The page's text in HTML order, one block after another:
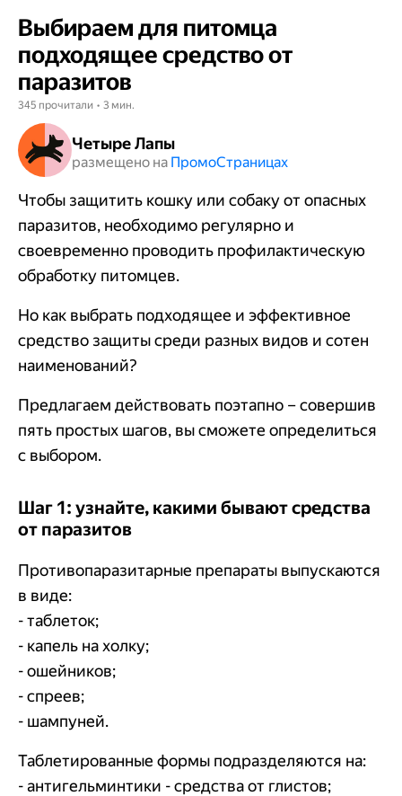
Выбираем для питомца
подходящее средство от
паразитов
345 прочитали • 3 мин.
Четыре Лапы
размещено на Промо​​​​​​​Страницах
Чтобы защитить кошку или собаку от опасных
паразитов, необходимо регулярно и
своевременно проводить профилактическую
обработку питомцев.
Но как выбрать подходящее и эффективное
средство защиты среди разных видов и сотен
наименований?
Предлагаем действовать поэтапно – совершив
пять простых шагов, вы сможете определиться
с выбором.
Шаг 1: узнайте, какими бывают средства
от паразитов
Противопаразитарные препараты выпускаются
в виде:
- таблеток;
- капель на холку;
- ошейников;
- спреев;
- шампуней.
Таблетированные формы подразделяются на:
- антигельминтики - средства от глистов;